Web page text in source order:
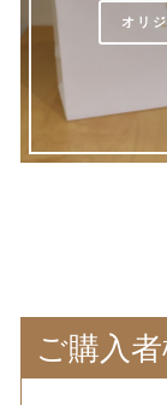
オリ
ご購入